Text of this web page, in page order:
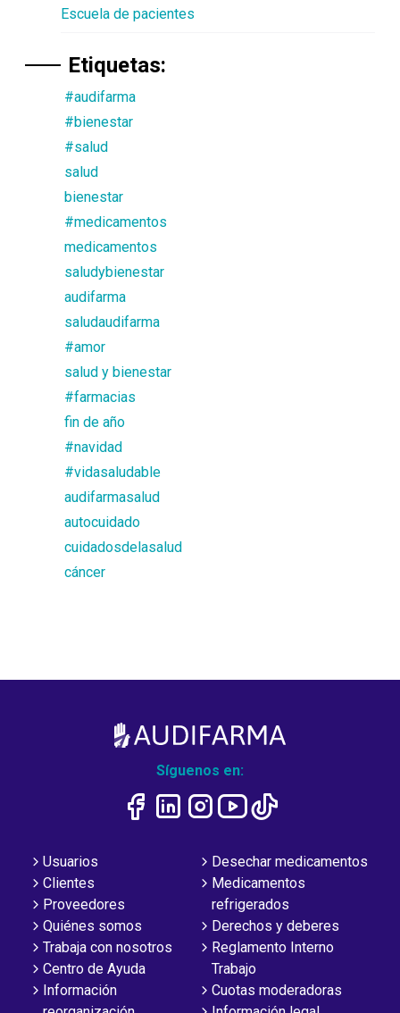
Escuela de pacientes
Etiquetas:
#audifarma
#bienestar
#salud
salud
bienestar
#medicamentos
medicamentos
saludybienestar
audifarma
saludaudifarma
#amor
salud y bienestar
#farmacias
fin de año
#navidad
#vidasaludable
audifarmasalud
autocuidado
cuidadosdelasalud
cáncer
Síguenos en:
Usuarios
Clientes
Proveedores
Quiénes somos
Trabaja con nosotros
Centro de Ayuda
Información
Desechar medicamentos
Medicamentos
refrigerados
Derechos y deberes
Reglamento Interno
Trabajo
Cuotas moderadoras